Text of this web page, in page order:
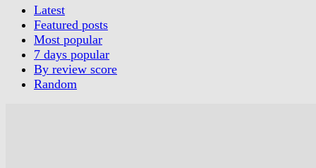
Latest
Featured posts
Most popular
7 days popular
By review score
Random